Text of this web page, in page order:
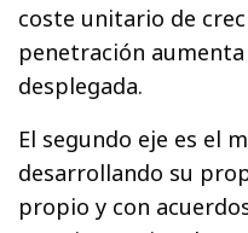
coste unitario de
penetración
desplegada.
El segundo eje es el
desarrollando su
propio y con